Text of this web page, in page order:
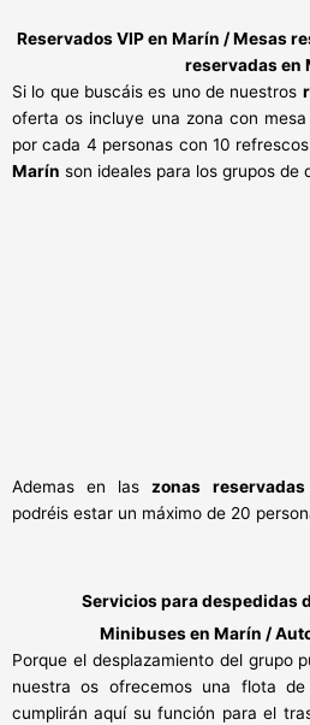
Reservados VIP en Marín / Mesas
reservadas en
Si lo que buscáis es uno de nuestros
oferta os incluye una zona con
por cada 4 personas con 10
Marín son ideales para los grupos de
Ademas en laszonas
podréis estar un máximo de 20
Servicios para despedidas
Minibuses en Marín /
Porque el desplazamiento del grupo
nuestra os ofrecemos una flota de
cumplirán aquí su función para el